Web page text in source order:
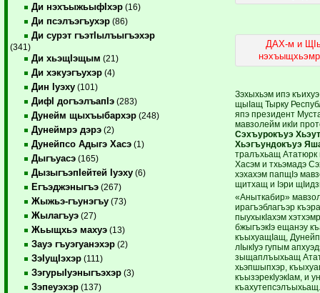
Ди нэхъыжьыфIхэр (16)
Ди псэлъэгъухэр (86)
Ди сурэт гъэтIылъыгъэхэр
(341)
Ди хьэщIэщым (21)
Ди хэкуэгъухэр (4)
Дин Iуэху (101)
ДифI догъэлъапIэ (283)
Дунейм щыхъыбархэр (248)
Дунеймрэ дэрэ (2)
Дунейпсо Адыгэ Хасэ (1)
Дыгъуасэ (165)
ДызыгъэпIейтей Iуэху (6)
Егъэджэныгъэ (267)
Жыжьэ-гъунэгъу (73)
Жылагъуэ (27)
Жьыщхьэ махуэ (13)
Зауэ гъуэгуанэхэр (2)
ЗэIущIэхэр (111)
ЗэгурыIуэныгъэхэр (3)
Зэпеуэхэр (137)
ДАХ-м и
Зэхыхьэм ипэ
щыIащ Тырку
япэ президент
мавзолейм икIи
Сэхъурокъуэ
Хьэгъундокъуэ
тралъхьащ Ататюрк
Хасэм и тхьэмадэ
хэхахэм папщIэ
щитхащ и Iэри
«Аныткабир»
ирагъэблагъэр
пыухыкIахэм
бжыгъэкIэ ещанэу
къыхуащIащ,
лIыкIуэ гупым
зыщаплъыхьащ
хьэпшыпхэр,
къызэрекIуэкIам, и
къахутепсэлъыхьащ.